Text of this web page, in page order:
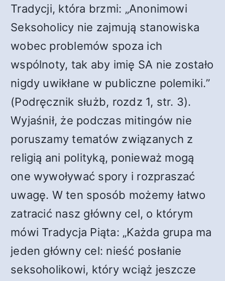
Tradycji, która brzmi: „Anonimowi
Seksoholicy nie zajmują stanowiska
wobec problemów spoza ich
wspólnoty, tak aby imię SA nie zostało
nigdy uwikłane w publiczne polemiki.”
(Podręcznik służb, rozdz 1, str. 3).
Wyjaśnił, że podczas mitingów nie
poruszamy tematów związanych z
religią ani polityką, ponieważ mogą
one wywoływać spory i rozpraszać
uwagę. W ten sposób możemy łatwo
zatracić nasz główny cel, o którym
mówi Tradycja Piąta: „Każda grupa ma
jeden główny cel: nieść posłanie
seksoholikowi, który wciąż jeszcze